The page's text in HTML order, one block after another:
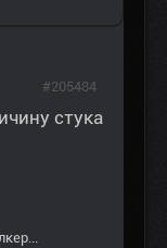
стука
#205484